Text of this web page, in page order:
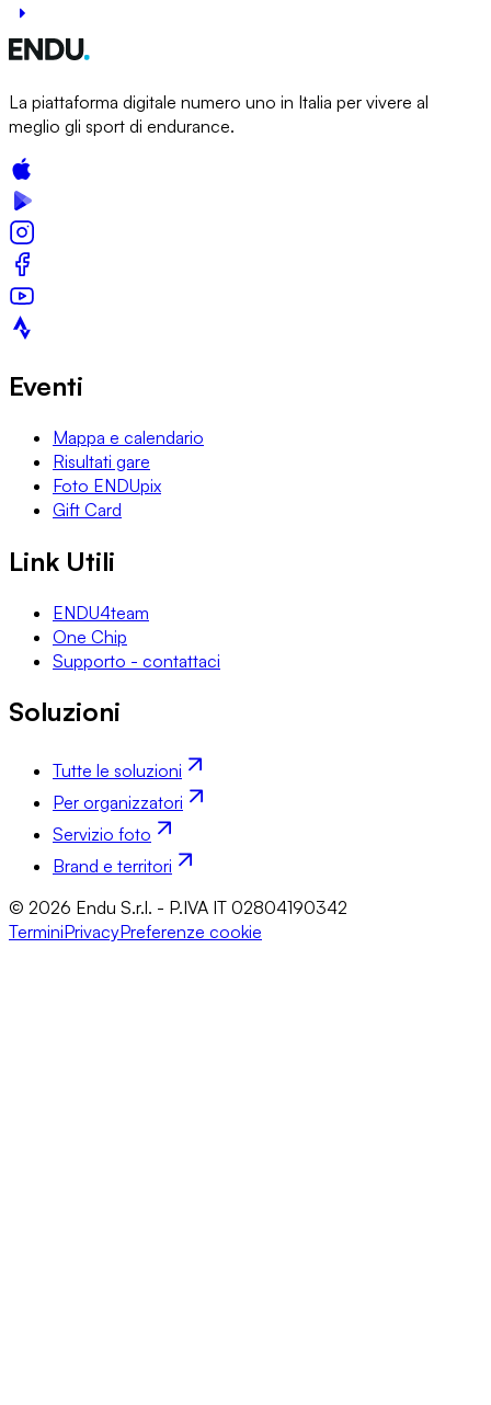
La piattaforma digitale numero uno in Italia per vivere al
meglio gli sport di endurance.
Eventi
Mappa e calendario
Risultati gare
Foto ENDUpix
Gift Card
Link Utili
ENDU4team
One Chip
Supporto - contattaci
Soluzioni
Tutte le soluzioni
Per organizzatori
Servizio foto
Brand e territori
© 2026 Endu S.r.l. - P.IVA IT 02804190342
TerminiPrivacyPreferenze cookie